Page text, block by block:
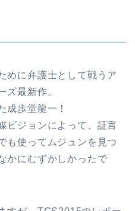
めに弁護士として戦うア
ズ最新作。
成歩堂龍一！
ビジョンによって、証言
も使ってムジュンを見つ
かにむずかしかったで